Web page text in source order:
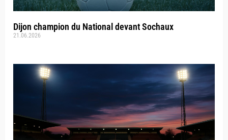
Dijon champion du National devant Sochaux
21.06.2026